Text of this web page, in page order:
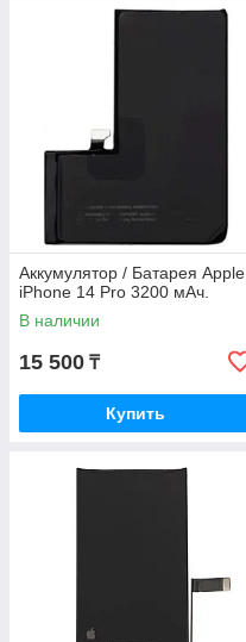
Аккумулятор / Батарея Apple
iPhone 14 Pro 3200 мАч.
В наличии
15 500 ₸
Купить